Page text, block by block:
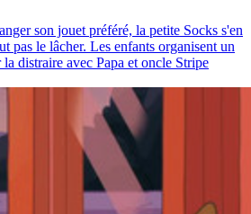
son jouet préféré, la petite Socks s'en
pas le lâcher. Les enfants organisent un
distraire avec Papa et oncle Stripe